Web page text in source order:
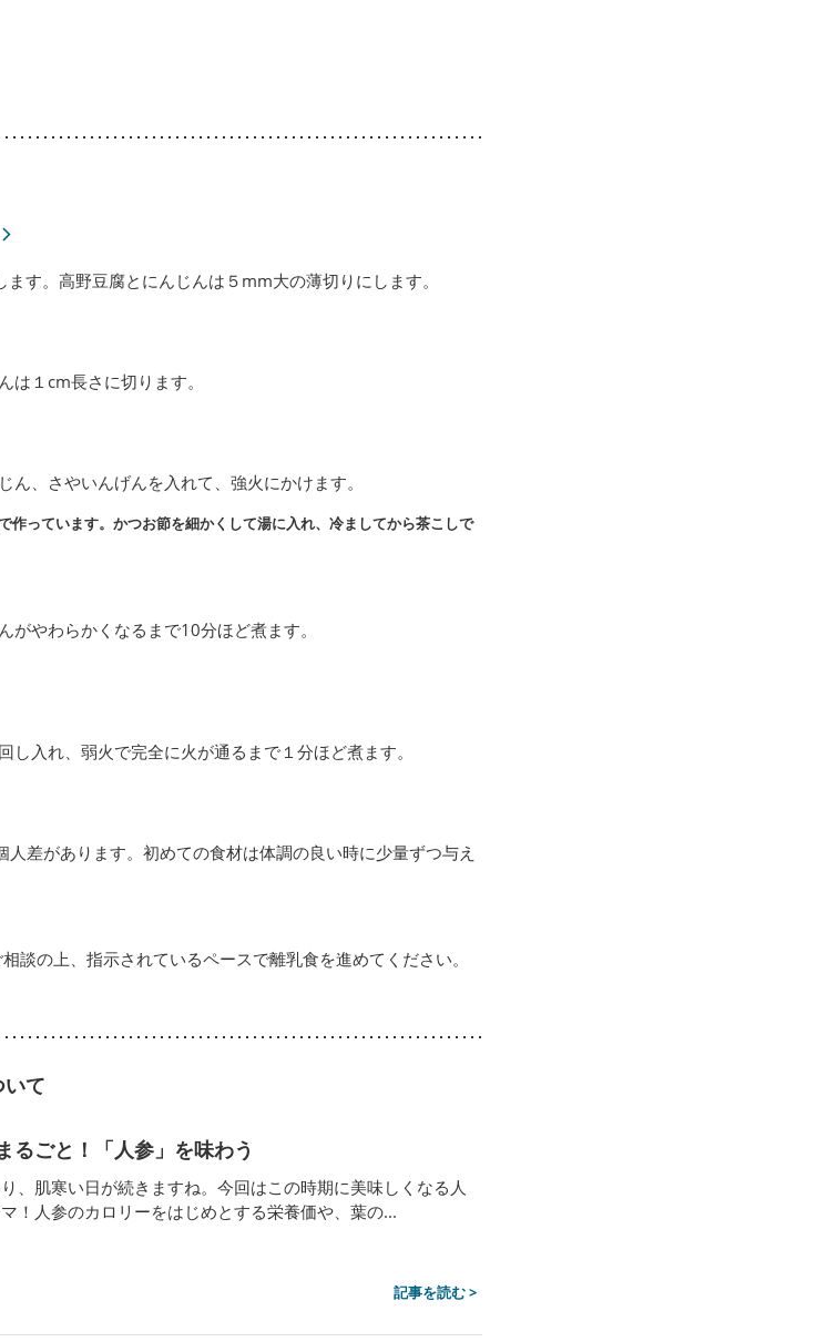
す。高野豆腐とにんじんは５mm大の薄切りにします。
は１cm長さに切ります。
、さやいんげんを入れて、強火にかけます。
作っています。かつお節を細かくして湯に入れ、冷ましてから茶こしで
やわらかくなるまで10分ほど煮ます。
し入れ、弱火で完全に火が通るまで１分ほど煮ます。
差があります。初めての食材は体調の良い時に少量ずつ与え
談の上、指示されているペースで離乳食を進めてください。
て
るごと！「人参」を味わう
、肌寒い日が続きますね。今回はこの時期に美味しくなる人
！人参のカロリーをはじめとする栄養価や、葉の...
記事を読む >